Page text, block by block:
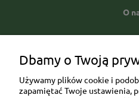
O
Dbamy o Twoją
Używamy plików cookie i
zapamiętać Twoje ustawienia,